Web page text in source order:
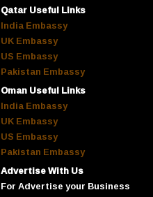
Qatar Useful Links
India Embassy
UK Embassy
US Embassy
Pakistan Embassy
Oman Useful Links
India Embassy
UK Embassy
US Embassy
Pakistan Embassy
Advertise With Us
For Advertise your Business